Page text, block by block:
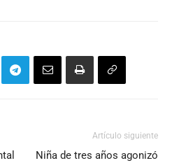
Artículo siguiente
Niña de tres años agonizó